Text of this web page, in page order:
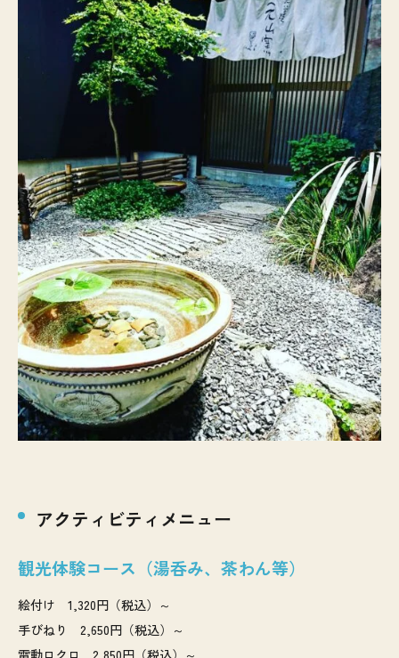
アクティビティメニュー
観光体験コース（湯呑み、茶わん等）
絵付け 1,320円（税込）～
手びねり 2,650円（税込）～
電動ロクロ 2,850円（税込）～